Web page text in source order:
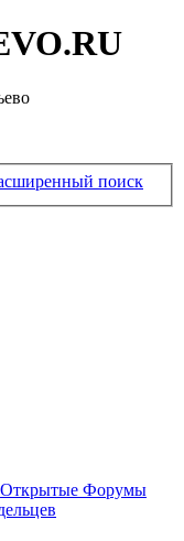
поиск
Открытые Форумы